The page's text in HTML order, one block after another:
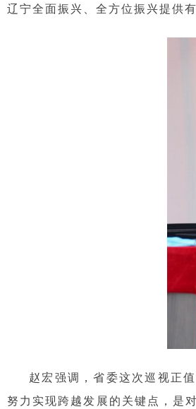
辽宁全面振兴、全方位振兴提供有
赵宏强调，省委这次巡视正值
努力实现跨越发展的关键点，是